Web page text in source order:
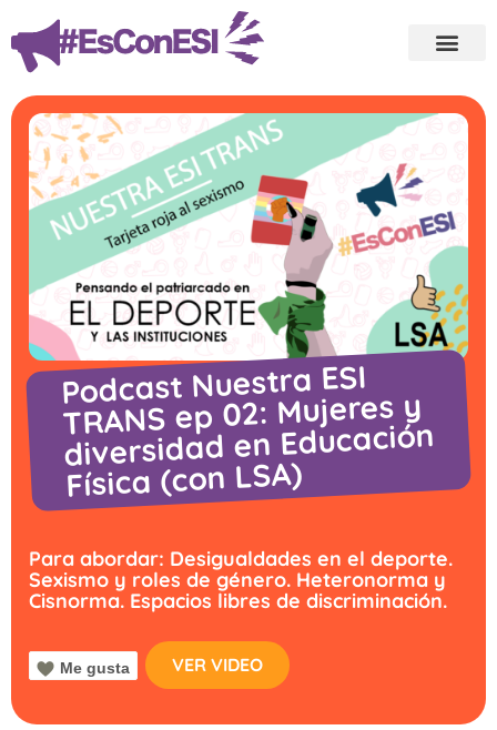
Podcast Nuestra ESI
TRANS ep 02: Mujeres y
diversidad en Educación
Física (con LSA)
Para abordar: Desigualdades en el deporte.
Sexismo y roles de género. Heteronorma y
Cisnorma. Espacios libres de discriminación.
Me gusta VER VIDEO